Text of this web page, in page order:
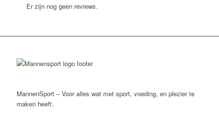
Er zijn nog geen reviews.
MannenSport – Voor alles wat met sport, voeding, en plezier te
maken heeft.